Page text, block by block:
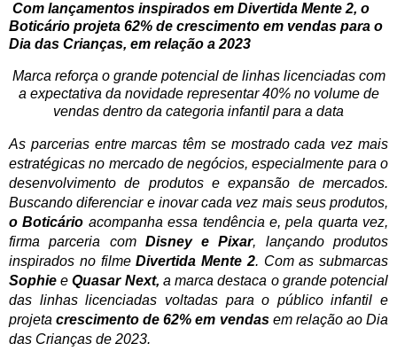
Com lançamentos inspirados em Divertida Mente 2, o
Boticário projeta 62% de crescimento em vendas para o
Dia das Crianças, em relação a 2023
Marca reforça o grande potencial de linhas licenciadas com
a expectativa da novidade representar 40% no volume de
vendas dentro da categoria infantil para a data
As parcerias entre marcas têm se mostrado cada vez mais
estratégicas no mercado de negócios, especialmente para o
desenvolvimento de produtos e expansão de mercados.
Buscando diferenciar e inovar cada vez mais seus produtos,
o Boticário acompanha essa tendência e, pela quarta vez,
firma parceria com Disney e Pixar, lançando produtos
inspirados no filmeDivertida Mente 2. Com as submarcas
Sophie eQuasar Next, a marca destaca o grande potencial
das linhas licenciadas voltadas para o público infantil e
projetacrescimento de 62% em vendasem relação ao Dia
das Crianças de 2023.